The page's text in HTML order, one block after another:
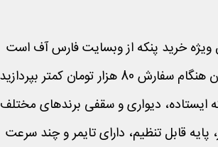
خرید پنکه از وبسایت فارس آف است
هزار تومان کمتر بپردازید
ایستاده، دیواری و سقفی برندهای مختلف
پایه قابل تنظیم، دارای تایمر و چند سرعت